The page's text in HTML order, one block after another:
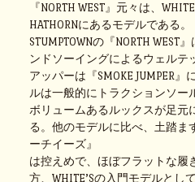
『NORTH WEST』元々は、
HATHORNにあるモデルである。
STUMPTOWNの『NORTH WEST
ンドソーイングによるウェルテ
アッパーは『SMOKE JUMPER
ルは一般的にトラクションソー
ボリュームあるルックスが足元
る。他のモデルに比べ、土踏ま
ーチイーズ』
は控えめで、ほぼフラットな履
方、WHITE’Sの入門モデルとし